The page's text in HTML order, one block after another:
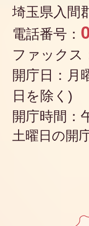
埼玉県入間
電話番号：
ファックス
開庁日：月
日を除く)
開庁時間：
土曜日の開